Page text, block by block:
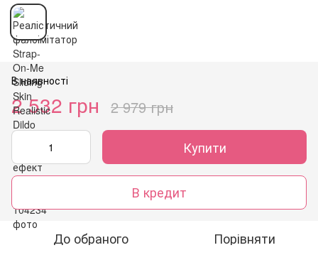
В наявності
2 532 грн 2 979 грн
Купити
В кредит
До обраного Порівняти